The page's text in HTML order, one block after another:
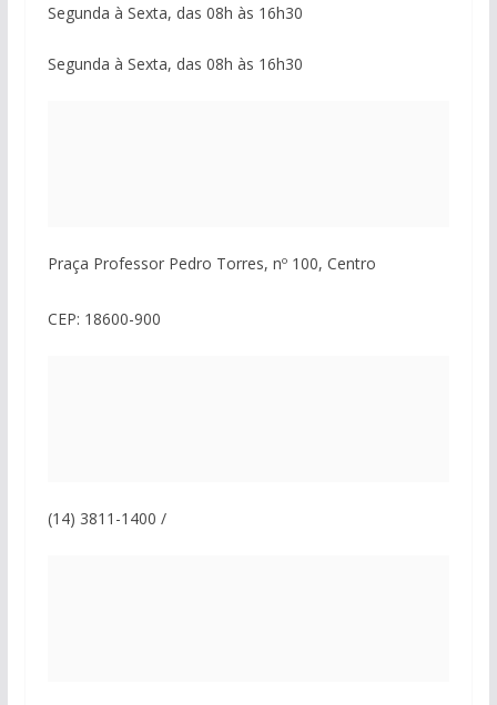
Segunda à Sexta, das 08h às 16h30
Segunda à Sexta, das 08h às 16h30
Praça Professor Pedro Torres, nº 100, Centro
CEP: 18600-900
(14) 3811-1400 /